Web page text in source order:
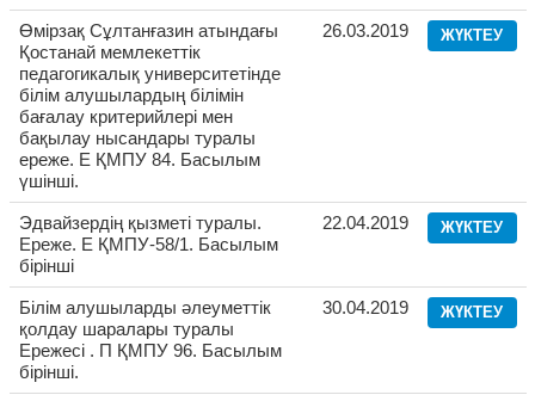
Өмірзақ Сұлтанғазин атындағы
Қостанай мемлекеттік
педагогикалық университетінде
білім алушылардың білімін
бағалау критерийлері мен
бақылау нысандары туралы
ереже. Е ҚМПУ 84. Басылым
үшінші.
26.03.2019 ЖҮКТЕУ
Эдвайзердің қызметі туралы.
Ереже. Е ҚМПУ-58/1. Басылым
бірінші
22.04.2019 ЖҮКТЕУ
Білім алушыларды әлеуметтік
қолдау шаралары туралы
Ережесі . П ҚМПУ 96. Басылым
бірінші.
30.04.2019 ЖҮКТЕУ